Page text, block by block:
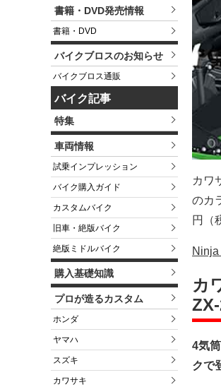
書籍・DVD発売情報
書籍・DVD
バイクブロスのお知らせ
バイクブロス通販
バイク記事
特集
車両情報
試乗インプレッション
バイク購入ガイド
カスタムバイク
旧車・絶版バイク
絶版ミドルバイク
購入基礎知識
プロが造るカスタム
ホンダ
ヤマハ
スズキ
カワサキ
カワ
のカ
円（
カ
4気
クで